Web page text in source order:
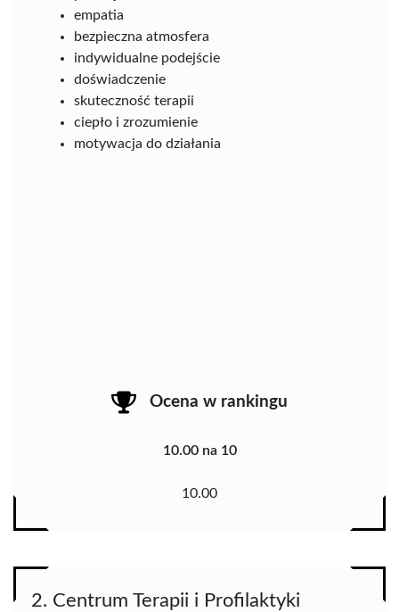
empatia
bezpieczna atmosfera
indywidualne podejście
doświadczenie
skuteczność terapii
ciepło i zrozumienie
motywacja do działania
Ocena w rankingu
10.00 na 10
10.00
2. Centrum Terapii i Profilaktyki